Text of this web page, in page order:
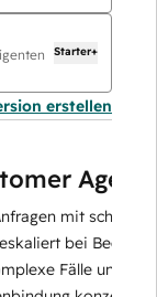
Starter+
erstellen
Agent
mit schnellen,
bei Bedarf,
Fälle und den